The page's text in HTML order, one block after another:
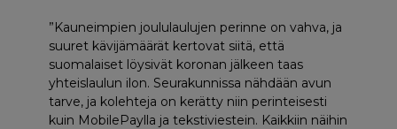
”Kauneimpien joululaulujen perinne on vahva, ja
suuret kävijämäärät kertovat siitä, että
suomalaiset löysivät koronan jälkeen taas
yhteislaulun ilon. Seurakunnissa nähdään avun
tarve, ja kolehteja on kerätty niin perinteisesti
kuin MobilePaylla ja tekstiviestein. Kaikkiin näihin